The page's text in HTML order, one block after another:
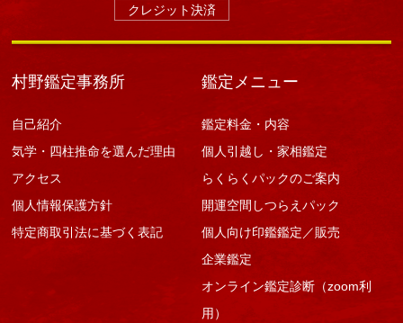
（家
族
関
クレジット決済
村野鑑定事務所
自己紹介
気学・四柱推命を選んだ理由
アクセス
個人情報保護方針
特定商取引法に基づく表記
鑑定メニュー
鑑定料金・内容
個人引越し・家相鑑定
らくらくパックのご案内
開運空間しつらえパック
個人向け印鑑鑑定／販売
企業鑑定
オンライン鑑定診断（zoom利
用）